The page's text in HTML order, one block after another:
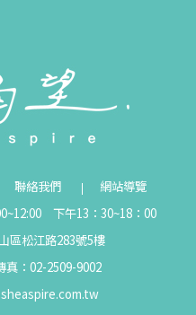
聯絡我們
網站導覽
下午13：30~18：00
區松江路283號5樓
真：02-2509-9002